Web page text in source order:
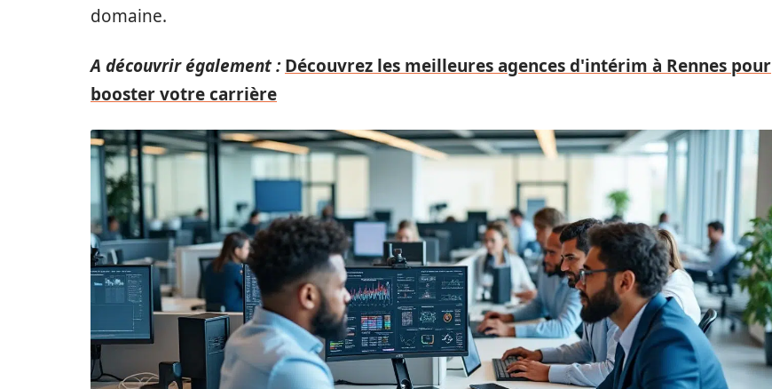
domaine.
A découvrir également : Découvrez les meilleures agences d'intérim à Rennes pour
booster votre carrière